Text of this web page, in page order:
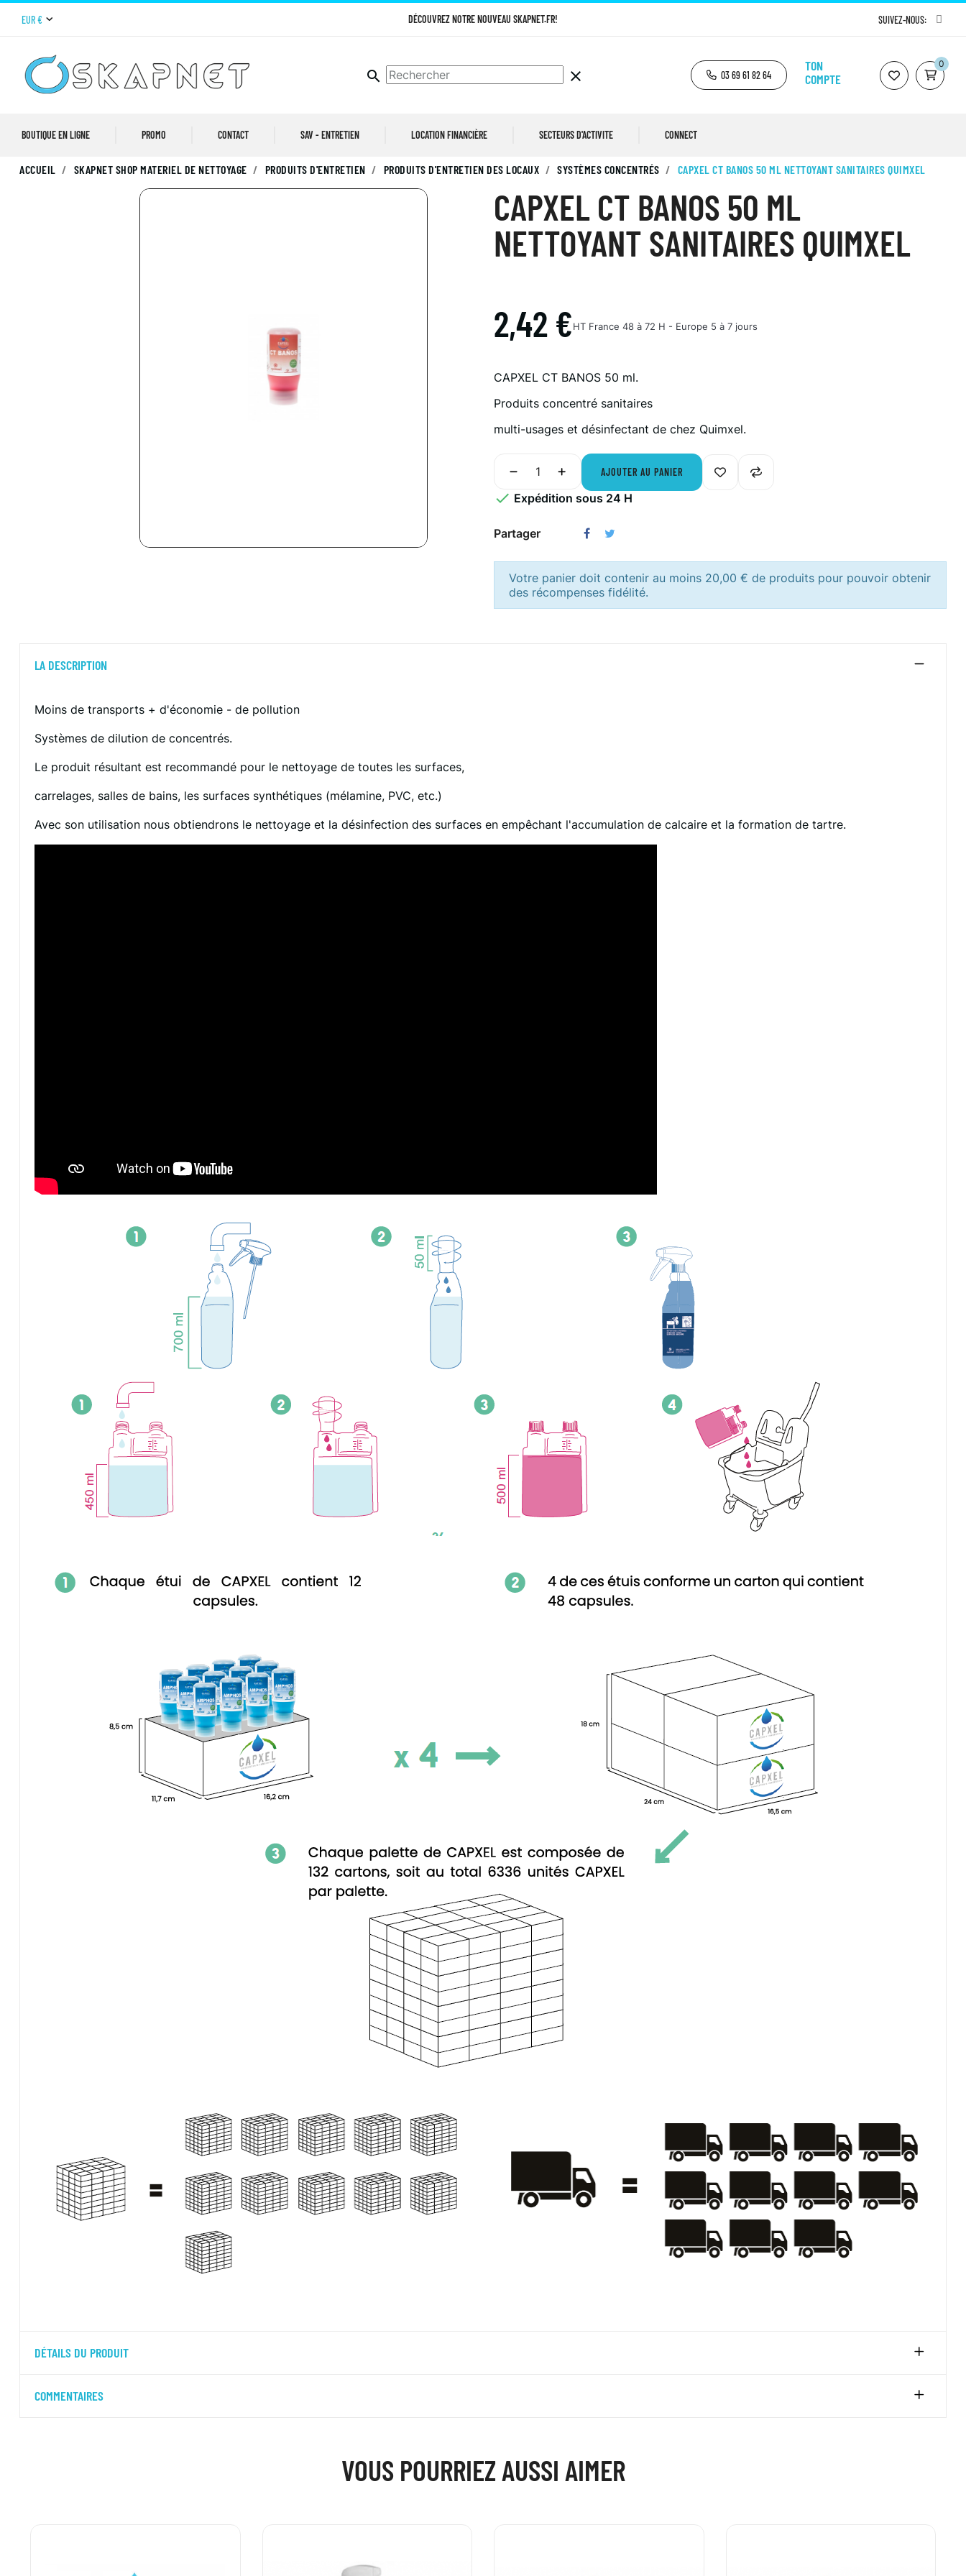
EUR € DÉCOUVREZ NOTRE NOUVEAU SKAPNET.FR! SUIVEZ-NOUS:
search clear 03 69 61 82 64
TON
COMPTE
0
BOUTIQUE EN LIGNE PROMO CONTACT SAV - ENTRETIEN LOCATION FINANCIÈRE SECTEURS D'ACTIVITE CONNECT
ACCUEIL SKAPNET SHOP MATERIEL DE NETTOYAGE PRODUITS D'ENTRETIEN PRODUITS D'ENTRETIEN DES LOCAUX SYSTÈMES CONCENTRÉS CAPXEL CT BANOS 50 ML NETTOYANT SANITAIRES QUIMXEL
CAPXEL CT BANOS 50 ML
NETTOYANT SANITAIRES QUIMXEL
2,42 €HT France 48 à 72 H - Europe 5 à 7 jours
CAPXEL CT BANOS 50 ml.
Produits concentré sanitaires
multi-usages et désinfectant de chez Quimxel.
AJOUTER AU PANIER
 Expédition sous 24 H
Partager
Votre panier doit contenir au moins 20,00 € de produits pour pouvoir obtenir
des récompenses fidélité.
LA DESCRIPTION
Moins de transports + d'économie - de pollution
Systèmes de dilution de concentrés.
Le produit résultant est recommandé pour le nettoyage de toutes les surfaces,
carrelages, salles de bains, les surfaces synthétiques (mélamine, PVC, etc.)
Avec son utilisation nous obtiendrons le nettoyage et la désinfection des surfaces en empêchant l'accumulation de calcaire et la formation de tartre.
DÉTAILS DU PRODUIT
COMMENTAIRES
VOUS POURRIEZ AUSSI AIMER